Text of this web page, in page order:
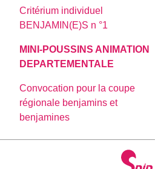
Critérium individuel
BENJAMIN(E)S n °1
MINI-POUSSINS ANIMATION
DEPARTEMENTALE
Convocation pour la coupe
régionale benjamins et
benjamines